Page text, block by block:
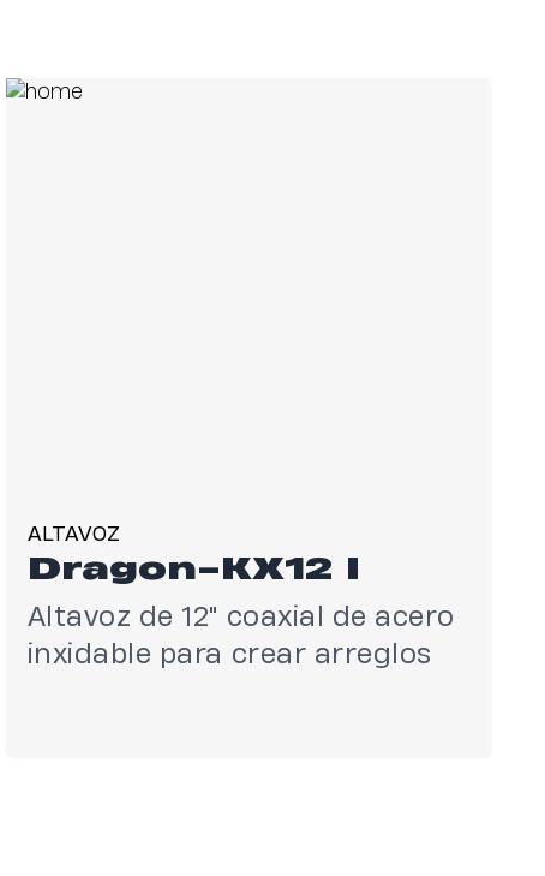
ALTAVOZ
Dragon-KX12 I
Altavoz de 12" coaxial de acero
inxidable para crear arreglos